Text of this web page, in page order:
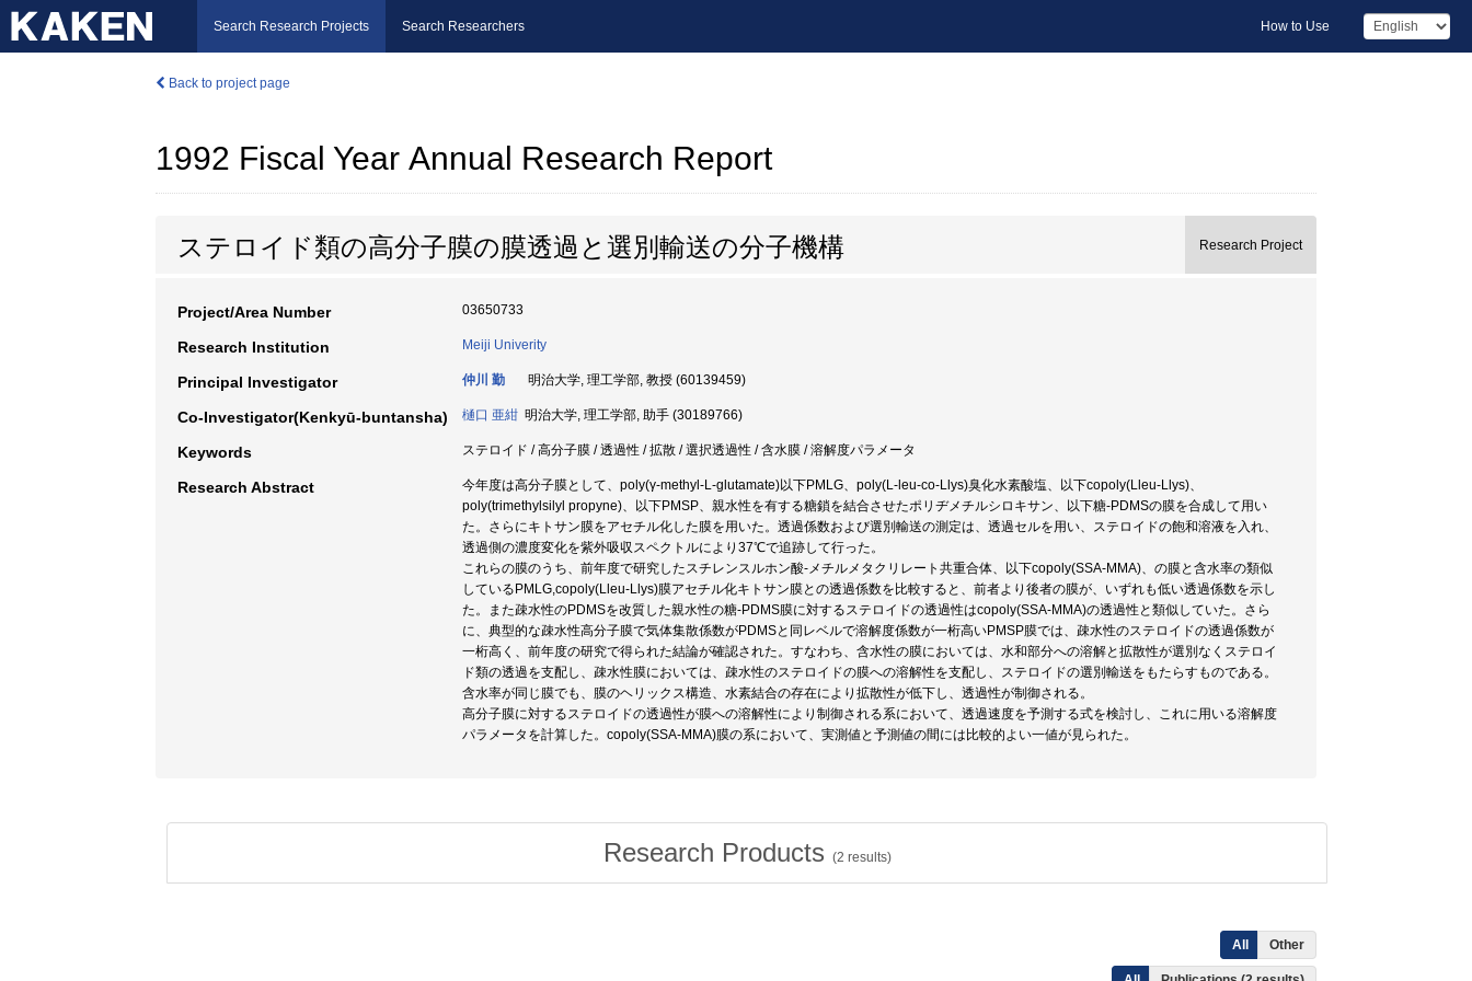
Search Research Projects Search Researchers How to Use
Back to project page
1992 Fiscal Year Annual Research Report
ステロイド類の高分子膜の膜透過と選別輸送の分子機構 Research Project
Project/Area Number 03650733
Research Institution Meiji Univerity
Principal Investigator 仲川 勤 明治大学, 理工学部, 教授 (60139459)
Co-Investigator(Kenkyū-buntansha) 樋口 亜紺 明治大学, 理工学部, 助手 (30189766)
Keywords ステロイド / 高分子膜 / 透過性 / 拡散 / 選択透過性 / 含水膜 / 溶解度パラメータ
Research Abstract
今年度は高分子膜として、poly(γ-methyl-L-glutamate)以下PMLG、poly(L-leu-co-Llys)臭化水素酸塩、以下copoly(Lleu-Llys)、
poly(trimethylsilyl propyne)、以下PMSP、親水性を有する糖鎖を結合させたポリヂメチルシロキサン、以下糖-PDMSの膜を合成して用い
た。さらにキトサン膜をアセチル化した膜を用いた。透過係数および選別輸送の測定は、透過セルを用い、ステロイドの飽和溶液を入れ、
透過側の濃度変化を紫外吸収スペクトルにより37℃で追跡して行った。
これらの膜のうち、前年度で研究したスチレンスルホン酸-メチルメタクリレート共重合体、以下copoly(SSA-MMA)、の膜と含水率の類似
しているPMLG,copoly(Lleu-Llys)膜アセチル化キトサン膜との透過係数を比較すると、前者より後者の膜が、いずれも低い透過係数を示し
た。また疎水性のPDMSを改質した親水性の糖-PDMS膜に対するステロイドの透過性はcopoly(SSA-MMA)の透過性と類似していた。さら
に、典型的な疎水性高分子膜で気体集散係数がPDMSと同レベルで溶解度係数が一桁高いPMSP膜では、疎水性のステロイドの透過係数が
一桁高く、前年度の研究で得られた結論が確認された。すなわち、含水性の膜においては、水和部分への溶解と拡散性が選別なくステロイ
ド類の透過を支配し、疎水性膜においては、疎水性のステロイドの膜への溶解性を支配し、ステロイドの選別輸送をもたらすものである。
含水率が同じ膜でも、膜のヘリックス構造、水素結合の存在により拡散性が低下し、透過性が制御される。
高分子膜に対するステロイドの透過性が膜への溶解性により制御される系において、透過速度を予測する式を検討し、これに用いる溶解度
パラメータを計算した。copoly(SSA-MMA)膜の系において、実測値と予測値の間には比較的よい一値が見られた。
Research Products (2 results)
All Other